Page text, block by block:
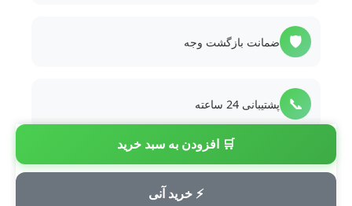
🛒 افزودن به سبد خرید
⚡ خرید آنی
🛡️ ضمانت بازگشت وجه
📞 پشتیبانی 24 ساعته
💳 پرداخت امن